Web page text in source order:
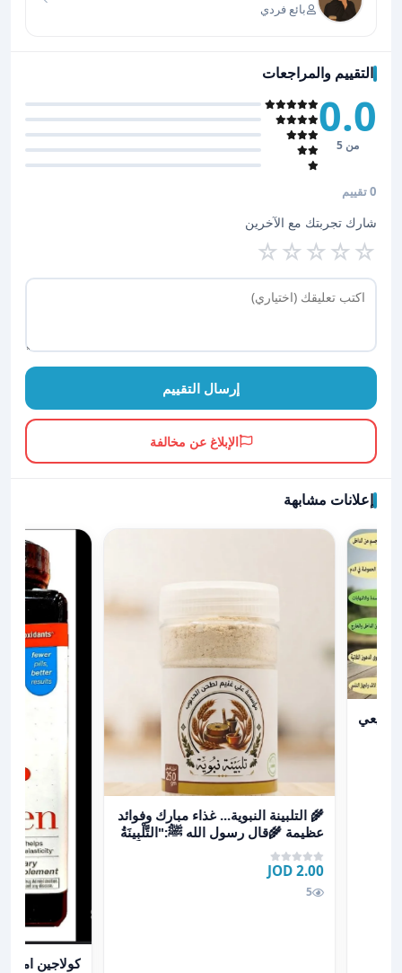
بائع فردي
التقييم والمراجعات
0.0
من 5
0 تقييم
شارك تجربتك مع الآخرين
☆
☆
☆
☆
☆
إرسال التقييم
الإبلاغ عن مخالفة
إعلانات مشابهة
وعلاجي وطبيعي
عرض تفاصيل 🌾 التلبينة النبوية... غذاء مبارك وفوائد
🌾 التلبينة النبوية... غذاء مبارك وفوائد
عظيمة 🌾قال رسول الله ﷺ:"التَّلْبِينَةُ
مُجِمَّةٌ لِفُ
2.00 JOD
5
عرض تفاصيل
كولاجين